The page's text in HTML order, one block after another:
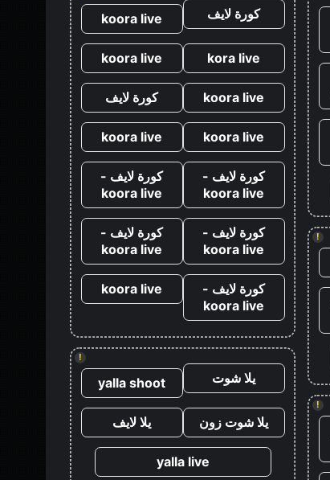
!
!
كورة لايف koora live
kora live
koora live
koora live كورة لايف
koora live
koora live
كورة لايف -
koora live
كورة لايف -
koora live
كورة لايف -
koora live
كورة لايف -
koora live
كورة لايف -
koora live
koora live
!
يلا شوت yalla shoot
يلا شوت زون يلا لايف
yalla live